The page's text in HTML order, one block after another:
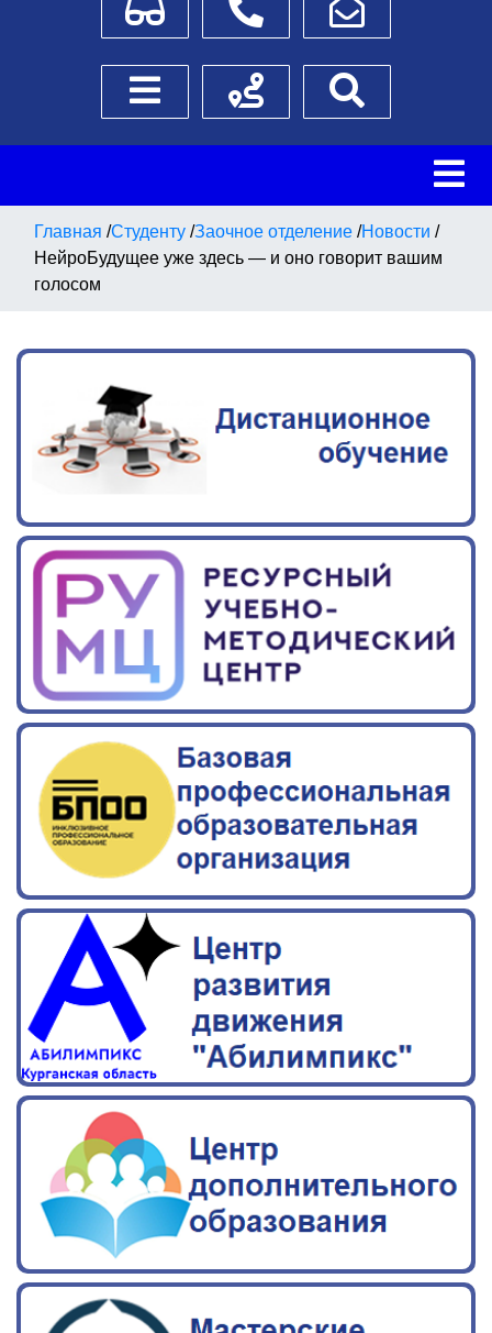
Для слабовидящихТелефоныНаписать обращение
Боковое менюСхема проезда
Главная /Студенту /Заочное отделение /Новости /
НейроБудущее уже здесь — и оно говорит вашим
голосом